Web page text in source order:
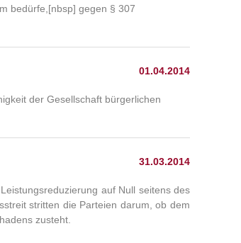
bedürfe,[nbsp] gegen § 307
01.04.2014
der Gesellschaft bürgerlichen
31.03.2014
auf Null seitens des
stritten die Parteien darum, ob dem
zusteht.